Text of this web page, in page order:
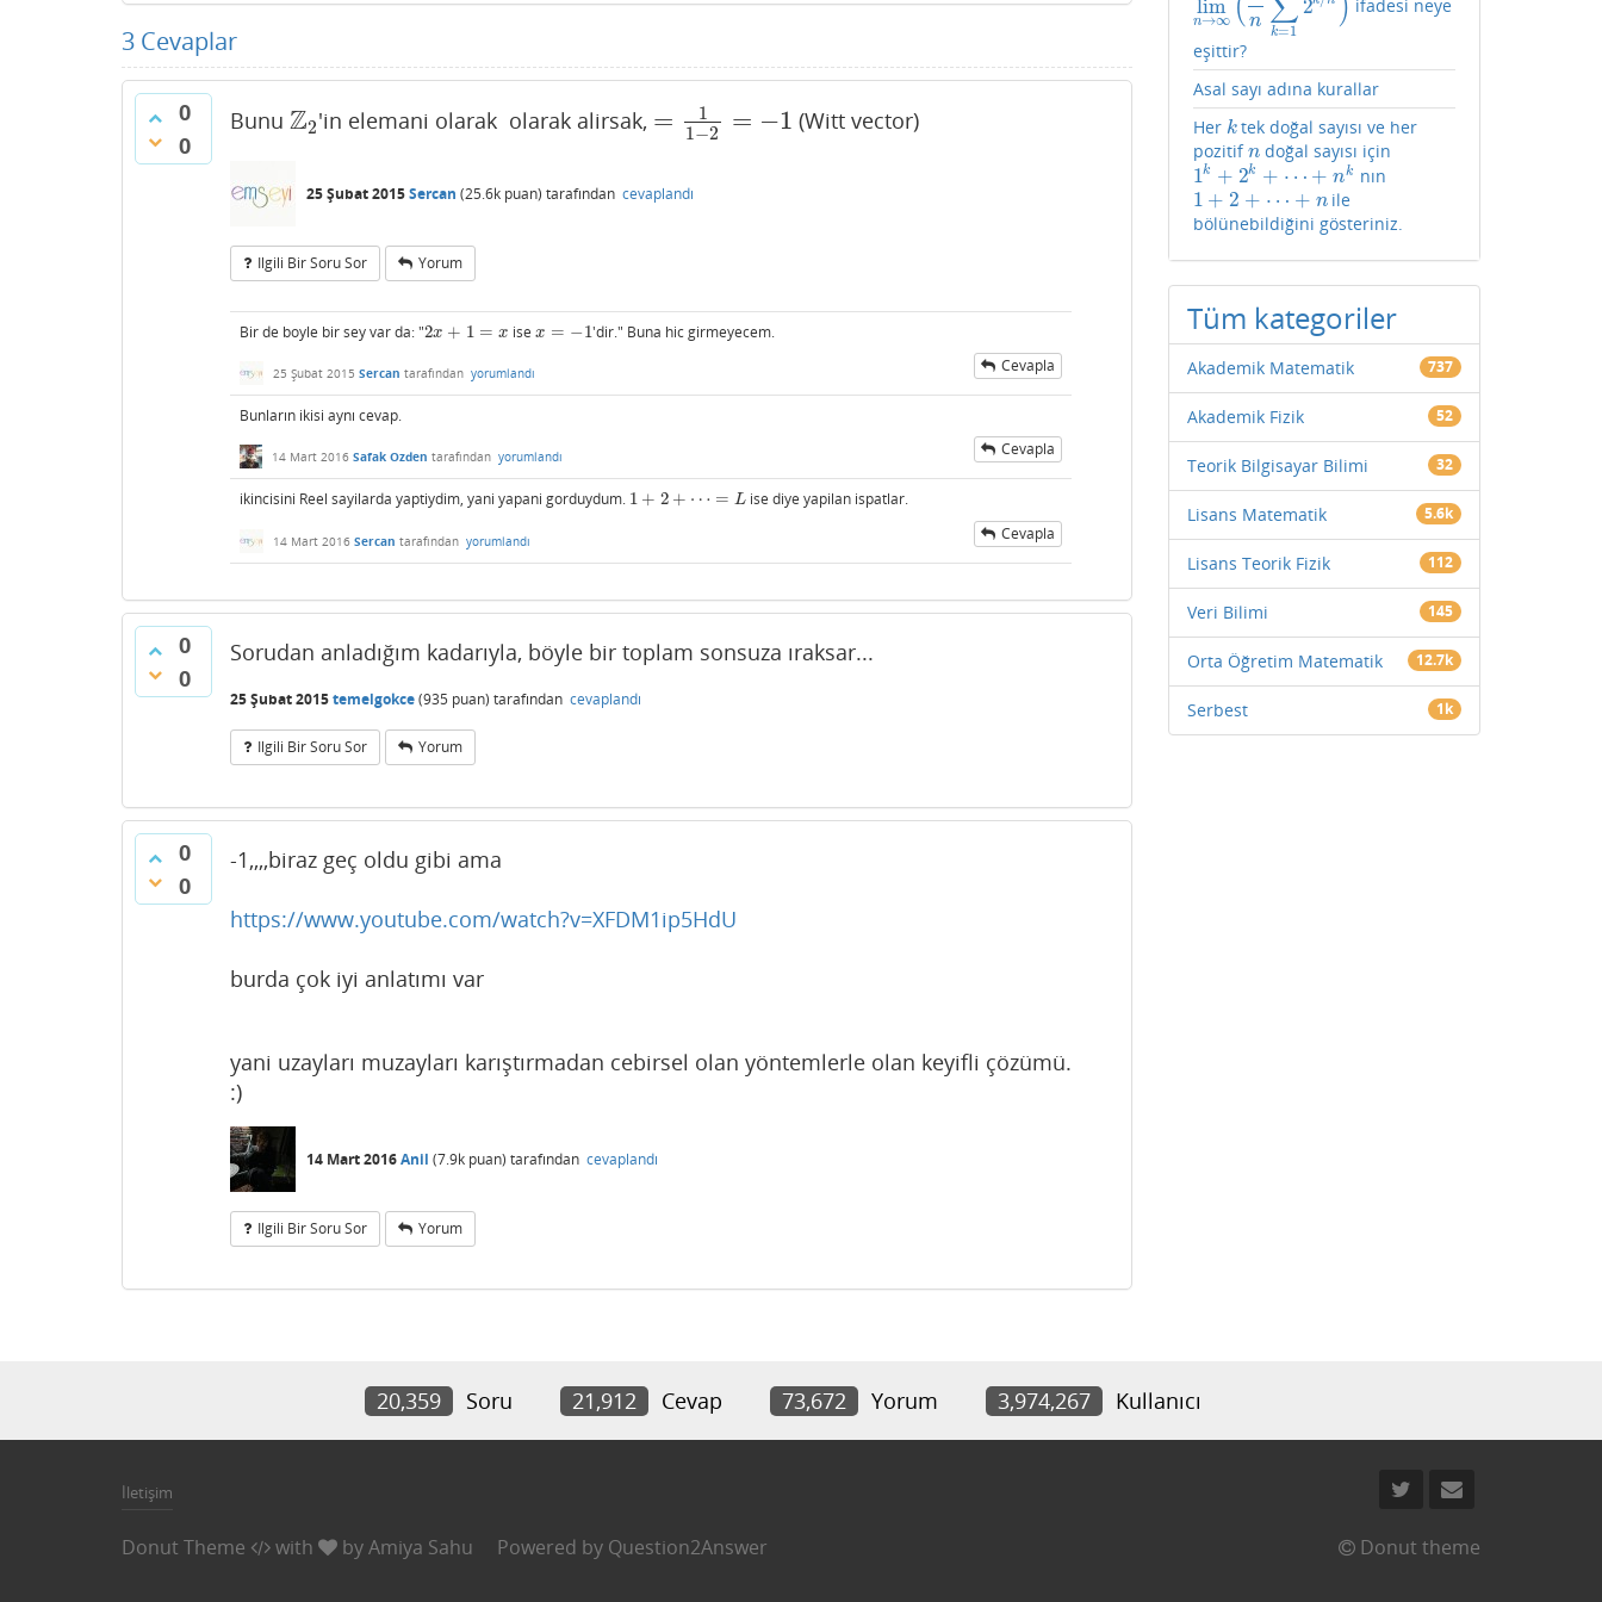
3 Cevaplar
0
0
Bunu Z2
Z2 'in elemani olarak olarak alirsak, =
1
1 −2 = −1
=1 1−2= −1 (Witt vector)
25 Şubat 2015Sercan (25.6k puan) tarafından cevaplandı
Ilgili Bir Soru Sor Yorum
Bir de boyle bir sey var da: "2x + 1 = x
2x+ 1= x ise x = −1
x= −1 'dir." Buna hic girmeyecem.
25 Şubat 2015 Sercan tarafından yorumlandı Cevapla
Bunların ikisi aynı cevap.
14 Mart 2016 Safak Ozden tarafından yorumlandı Cevapla
ikincisini Reel sayilarda yaptiydim, yani yapani gorduydum. 1 + 2 + ⋯ = L
1 +2 +⋯= L ise diye yapilan ispatlar.
14 Mart 2016 Sercan tarafından yorumlandı Cevapla
0
0
Sorudan anladığım kadarıyla, böyle bir toplam sonsuza ıraksar...
25 Şubat 2015temelgokce(935 puan) tarafından cevaplandı
Ilgili Bir Soru Sor Yorum
0
0
-1,,,,biraz geç oldu gibi ama
https://www.youtube.com/watch?v=XFDM1ip5HdU
burda çok iyi anlatımı var
yani uzayları muzayları karıştırmadan cebirsel olan yöntemlerle olan keyifli çözümü.
:)
14 Mart 2016Anil (7.9k puan) tarafından cevaplandı
Ilgili Bir Soru Sor Yorum
lim
n→∞ n
k=1
2
limn → ∞(1 n∑ =1n2 k n)
ifadesi neye
eşittir?
Asal sayı adına kurallar
Her k
ktek doğal sayısı ve her
pozitifn
n doğal sayısı için
1k + 2k + ⋯ + nk
1k +2k +⋯+n k nın
1 + 2 + ⋯ + n
1+2+⋯+n
ile
bölünebildiğini gösteriniz.
Tüm kategoriler
Akademik Matematik 737
Akademik Fizik 52
Teorik Bilgisayar Bilimi 32
Lisans Matematik 5.6k
Lisans Teorik Fizik 112
Veri Bilimi 145
Orta Öğretim Matematik 12.7k
Serbest 1k
20,359 Soru 21,912 Cevap 73,672 Yorum 3,974,267 Kullanıcı
İletişim
Donut Theme with byAmiya Sahu Powered by Question2Answer Donut theme